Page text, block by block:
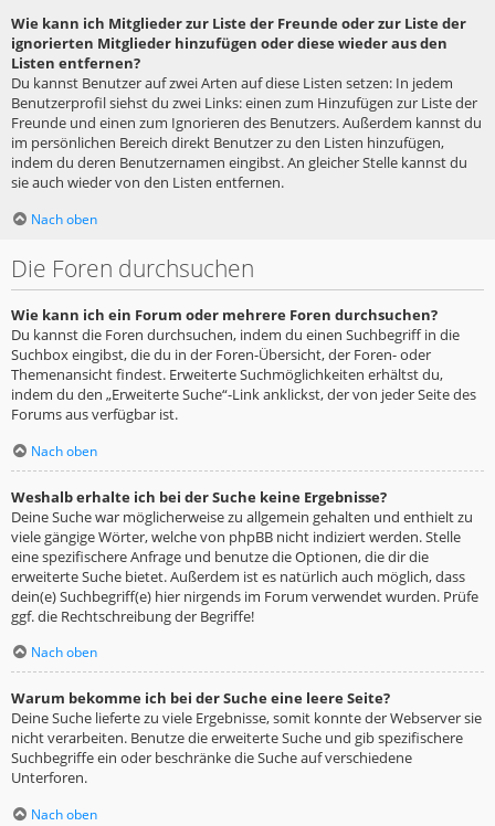
Wie kann ich Mitglieder zur Liste der Freunde oder zur Liste der
ignorierten Mitglieder hinzufügen oder diese wieder aus den
Listen entfernen?
Du kannst Benutzer auf zwei Arten auf diese Listen setzen: In jedem
Benutzerprofil siehst du zwei Links: einen zum Hinzufügen zur Liste der
Freunde und einen zum Ignorieren des Benutzers. Außerdem kannst du
im persönlichen Bereich direkt Benutzer zu den Listen hinzufügen,
indem du deren Benutzernamen eingibst. An gleicher Stelle kannst du
sie auch wieder von den Listen entfernen.
Nach oben
Die Foren durchsuchen
Wie kann ich ein Forum oder mehrere Foren durchsuchen?
Du kannst die Foren durchsuchen, indem du einen Suchbegriff in die
Suchbox eingibst, die du in der Foren-Übersicht, der Foren- oder
Themenansicht findest. Erweiterte Suchmöglichkeiten erhältst du,
indem du den „Erweiterte Suche“-Link anklickst, der von jeder Seite des
Forums aus verfügbar ist.
Nach oben
Weshalb erhalte ich bei der Suche keine Ergebnisse?
Deine Suche war möglicherweise zu allgemein gehalten und enthielt zu
viele gängige Wörter, welche von phpBB nicht indiziert werden. Stelle
eine spezifischere Anfrage und benutze die Optionen, die dir die
erweiterte Suche bietet. Außerdem ist es natürlich auch möglich, dass
dein(e) Suchbegriff(e) hier nirgends im Forum verwendet wurden. Prüfe
ggf. die Rechtschreibung der Begriffe!
Nach oben
Warum bekomme ich bei der Suche eine leere Seite?
Deine Suche lieferte zu viele Ergebnisse, somit konnte der Webserver sie
nicht verarbeiten. Benutze die erweiterte Suche und gib spezifischere
Suchbegriffe ein oder beschränke die Suche auf verschiedene
Unterforen.
Nach oben